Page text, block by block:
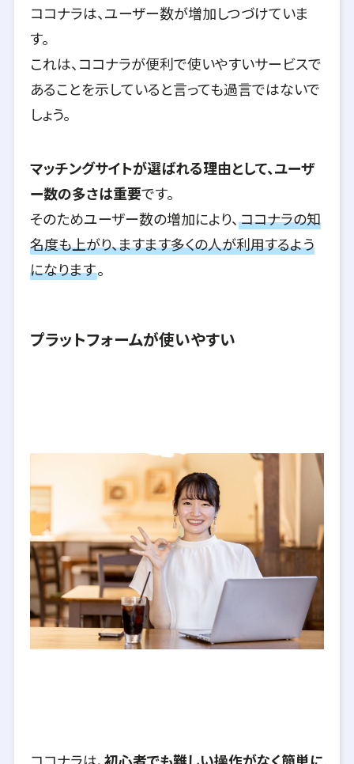
ココナラは、ユーザー数が増加しつづけていま
す。
これは、ココナラが便利で使いやすいサービスで
あることを示していると言っても過言ではないで
しょう。
マッチングサイトが選ばれる理由として、ユーザ
ー数の多さは重要です。
そのためユーザー数の増加により、 ココナラの知
名度も上がり、ますます多くの人が利用するよう
になります。
プラットフォームが使いやすい